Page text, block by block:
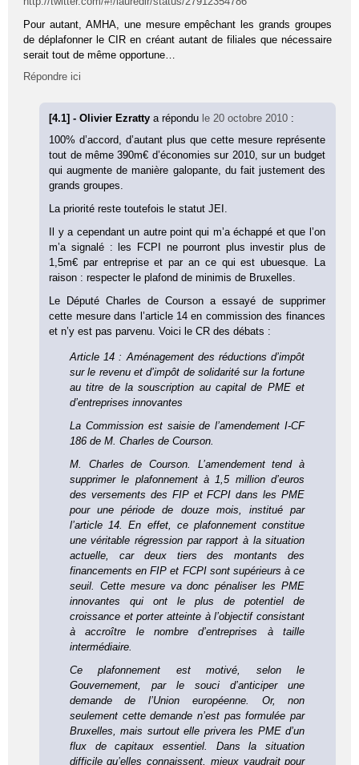
Pour autant, AMHA, une mesure empêchant les grands groupes
de déplafonner le CIR en créant autant de filiales que nécessaire
serait tout de même opportune…
Répondre ici
[4.1] - Olivier Ezrattya répondu le 20 octobre 2010 :
100% d’accord, d’autant plus que cette mesure représente
tout de même 390m€ d’économies sur 2010, sur un budget
qui augmente de manière galopante, du fait justement des
grands groupes.
La priorité reste toutefois le statut JEI.
Il y a cependant un autre point qui m’a échappé et que l’on
m’a signalé : les FCPI ne pourront plus investir plus de
1,5m€ par entreprise et par an ce qui est ubuesque. La
raison : respecter le plafond de minimis de Bruxelles.
Le Député Charles de Courson a essayé de supprimer
cette mesure dans l’article 14 en commission des finances
et n’y est pas parvenu. Voici le CR des débats :
Article 14 : Aménagement des réductions d’impôt
sur le revenu et d’impôt de solidarité sur la fortune
au titre de la souscription au capital de PME et
d’entreprises innovantes
La Commission est saisie de l’amendement I-CF
186 de M. Charles de Courson.
M. Charles de Courson. L’amendement tend à
supprimer le plafonnement à 1,5 million d’euros
des versements des FIP et FCPI dans les PME
pour une période de douze mois, institué par
l’article 14. En effet, ce plafonnement constitue
une véritable régression par rapport à la situation
actuelle, car deux tiers des montants des
financements en FIP et FCPI sont supérieurs à ce
seuil. Cette mesure va donc pénaliser les PME
innovantes qui ont le plus de potentiel de
croissance et porter atteinte à l’objectif consistant
à accroître le nombre d’entreprises à taille
intermédiaire.
Ce plafonnement est motivé, selon le
Gouvernement, par le souci d’anticiper une
demande de l’Union européenne. Or, non
seulement cette demande n’est pas formulée par
Bruxelles, mais surtout elle privera les PME d’un
flux de capitaux essentiel. Dans la situation
difficile qu’elles connaissent, mieux vaudrait pour